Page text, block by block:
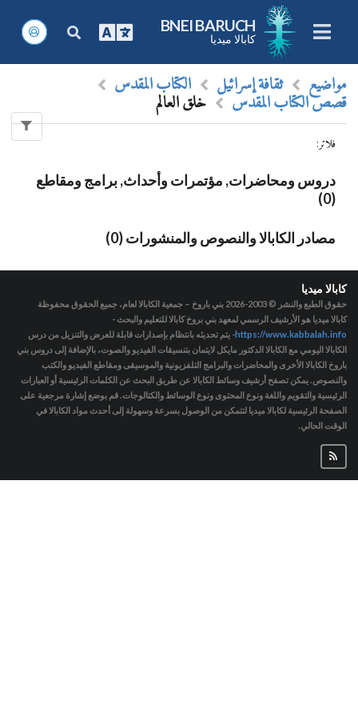
BNEI BARUCH
كابالا ميديا
مواضيع ثقافة إسرائيل
الكتاب المقدس
قصص الكتاب المقدس
خلق العالم
فلاتر :
دروس ومحاضرات, مؤتمرات وأحداث, برامج ومقاطع
(0)
مصادر الكابالا والنصوص والمنشورات (0)
كابالا ميديا
حقوق الطبع والنشر © 2003-2026
بني باروخ – جمعية الكابالا لعام، جميع الحقوق محفوظة
كابالا ميديا هو الأرشيف الرسمي لمعهد بني بروخ كابالا للتعليم والبحث -
https://www.kabbalah.info- يتم تحديثه بانتظام بإصدارات قابلة للعرض والتنزيل من درس
الكابالا اليومي مع الكابالا الدكتور مايكل لايتمان بتنسيقات الفيديو والصوت، بالإضافة إلى دروس بني
باروخ الكابالا الأخرى والمحاضرات والبرامج التلفزيونية والموسيقى ومقاطع الفيديو والكتب
والنصوص. يمكن تصفح أرشيف وسائط الكابالا عن طريق البحث عن الكلمات الرئيسية أو العبارات
الرئيسية والتقويم واللغة ونوع المحتوى ونوع الوسائط والكتالوجات. قم بوضع إشارة مرجعية على
الصفحة الرئيسية لكابالا ميديا لتتمكن من الوصول بسرعة وسهولة إلى أحدث مواد الكابالا في
الوقت الحالي.